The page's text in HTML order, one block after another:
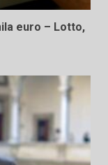
euro – Lotto,